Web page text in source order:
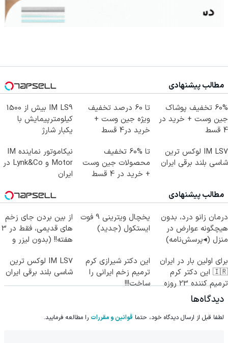
مطالب پیشنهادی
60% تخفیف پوشاک
جین وست + خرید در
4 قسط
تا 60 درصد تخفیف
ویژه جین وست +
خرید در4 قسط
IM LS9 بیش از 1500
کیلومترپیمایش با
یکبار شارژ
IM LS7 لوکس ترین
شاسی بلند برقی ایران
تا %60 تخفیف
محصولات جین وست
+ خرید در 4 قسط
نیکاموتور نماینده IM
Motor و Lynk&Co در
ایران
مطالب پیشنهادی
درمان زانو درد، بدون
هیچگونه عوارض در
منزل (◂پرسش‌نامه)
یخچال ویترینی 9 فوت
ایستکول (جدید)
از بین بردن جای زخم
های قدیمی، فقط در 3
هفته!! (بدون لیزر و
برای اولین بار در ایران
🇮🇷 این دکتر کرم
ترمیم کننده 23 روزه
ساخت!
این دکتر شیرازی کرم
ترمیم زخم ایرانی را
ساخت!!!
IM LS7 لوکس ترین
شاسی بلند برقی ایران
دیدگاه‌ها
لطفا قبل از ارسال دیدگاه خود، حتما قوانین و مقررات را مطالعه فرمایید.